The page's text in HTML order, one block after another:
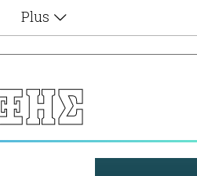
Plus
Αφιερώματα
Ζώδια